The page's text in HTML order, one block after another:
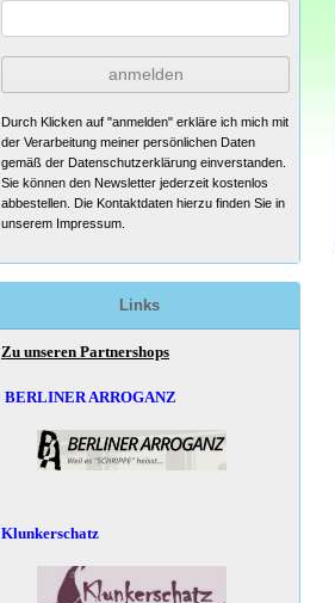
anmelden
Durch Klicken auf "anmelden" erkläre ich mich mit
der Verarbeitung meiner persönlichen Daten
gemäß der Datenschutzerklärung einverstanden.
Sie können den Newsletter jederzeit kostenlos
abbestellen. Die Kontaktdaten hierzu finden Sie in
unserem Impressum.
Links
Zu unseren Partnershops
BERLINER ARROGANZ
Klunkerschatz